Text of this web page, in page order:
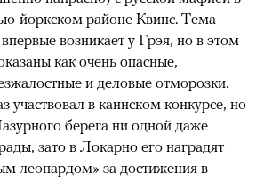
йоркском районе Квинс. Тема
возникает у Грэя, но в этом
как очень опасные,
и деловые отморозки.
участвовал в каннском конкурсе, но
берега ни одной даже
зато в Локарно его наградят
леопардом» за достижения в